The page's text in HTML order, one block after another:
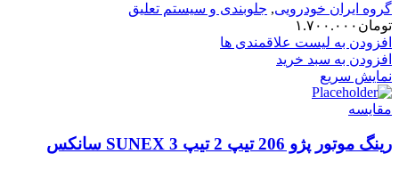
گروه ایران خودرویی, جلوبندی و سیستم تعلیق
تومان ۱.۷۰۰.۰۰۰
افزودن به لیست علاقمندی ها
افزودن به سبد خرید
نمایش سریع
مقایسه
رینگ موتور پژو 206 تیپ 2 تیپ 3 SUNEX سانکس